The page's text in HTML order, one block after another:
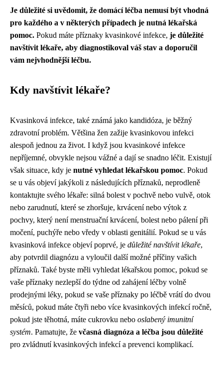
Je důležité si uvědomit, že domácí léčba nemusí být vhodná
pro každého a v některých případech je nutná lékařská
pomoc. Pokud máte příznaky kvasinkové infekce, je důležité
navštívit lékaře, aby diagnostikoval váš stav a doporučil
vám nejvhodnější léčbu.
Kdy navštívit lékaře?
Kvasinková infekce, také známá jako kandidóza, je běžný
zdravotní problém. Většina žen zažije kvasinkovou infekci
alespoň jednou za život. I když jsou kvasinkové infekce
nepříjemné, obvykle nejsou vážné a dají se snadno léčit. Existují
však situace, kdy je nutné vyhledat lékařskou pomoc. Pokud
se u vás objeví jakýkoli z následujících příznaků, neprodleně
kontaktujte svého lékaře: silná bolest v pochvě nebo vulvě, otok
nebo zarudnutí, které se zhoršuje, krvácení nebo výtok z
pochvy, který není menstruační krvácení, bolest nebo pálení při
močení, puchýře nebo vředy v oblasti genitálií. Pokud se u vás
kvasinková infekce objeví poprvé, je důležité navštívit lékaře,
aby potvrdil diagnózu a vyloučil další možné příčiny vašich
příznaků. Také byste měli vyhledat lékařskou pomoc, pokud se
vaše příznaky nezlepší do týdne od zahájení léčby volně
prodejnými léky, pokud se vaše příznaky po léčbě vrátí do dvou
měsíců, pokud máte čtyři nebo více kvasinkových infekcí ročně,
pokud jste těhotná, máte cukrovku nebo oslabený imunitní
systém. Pamatujte, že včasná diagnóza a léčba jsou důležité
pro zvládnutí kvasinkových infekcí a prevenci komplikací.